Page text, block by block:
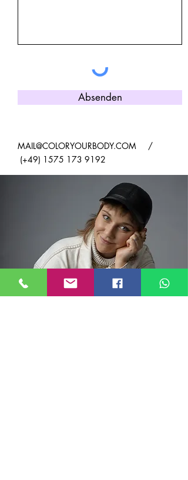
Absenden
MAIL@COLORYOURBODY.COM /
(+49) 1575 173 9192